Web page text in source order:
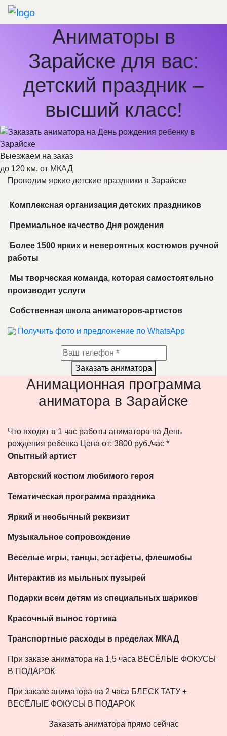
Аниматоры в
Зарайске для вас:
детский праздник –
высший класс!
Выезжаем на заказ
до 120 км. от МКАД
Проводим яркие детские праздники в Зарайске
Комплексная организация детских праздников
Премиальное качество Дня рождения
Более 1500 ярких и невероятных костюмов ручной
работы
Мы творческая команда, которая самостоятельно
производит услуги
Собственная школа аниматоров-артистов
Получить фото и предложение по WhatsApp
Заказать аниматора
Анимационная программа
аниматора в Зарайске
Что входит в 1 час работы аниматора на День
рождения ребенка Цена от: 3800 руб./час *
Опытный артист
Авторский костюм любимого героя
Тематическая программа праздника
Яркий и необычный реквизит
Музыкальное сопровождение
Веселые игры, танцы, эстафеты, флешмобы
Интерактив из мыльных пузырей
Подарки всем детям из специальных шариков
Красочный вынос тортика
Транспортные расходы в пределах МКАД
При заказе аниматора на 1,5 часа ВЕСЁЛЫЕ ФОКУСЫ
В ПОДАРОК
При заказе аниматора на 2 часа БЛЕСК ТАТУ +
ВЕСЁЛЫЕ ФОКУСЫ В ПОДАРОК
Заказать аниматора прямо сейчас